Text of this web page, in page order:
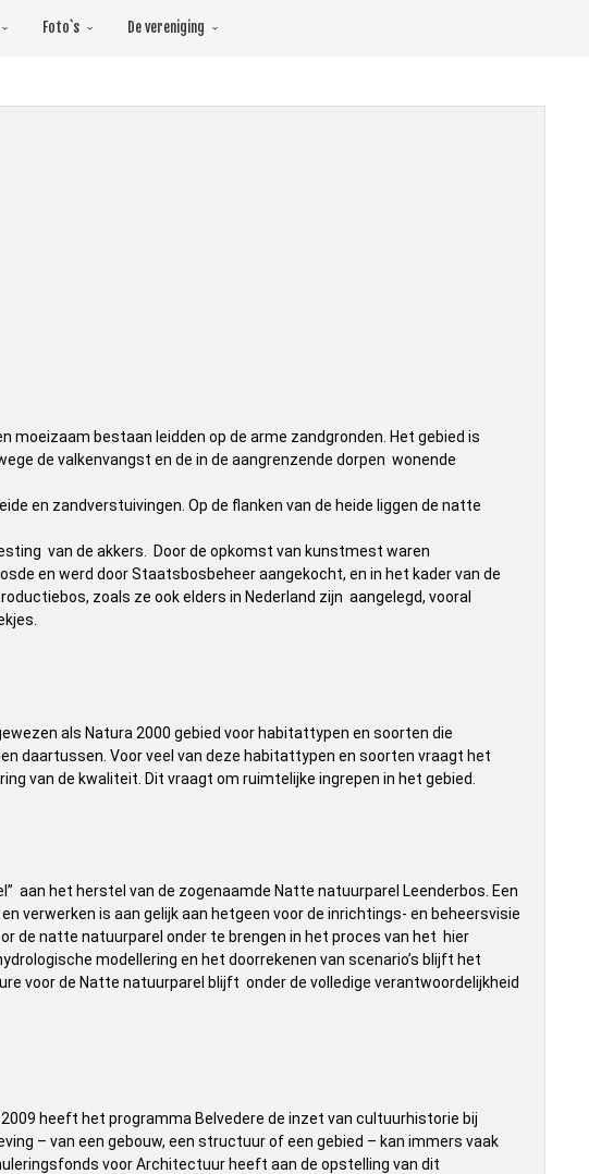
Foto`s De vereniging
moeizaam bestaan leidden op de arme zandgronden. Het gebied is
de valkenvangst en de in de aangrenzende dorpen wonende
en zandverstuivingen. Op de flanken van de heide liggen de natte
van de akkers. Door de opkomst van kunstmest waren
en werd door Staatsbosbeheer aangekocht, en in het kader van de
zoals ze ook elders in Nederland zijn aangelegd, vooral
als Natura 2000 gebied voor habitattypen en soorten die
daartussen. Voor veel van deze habitattypen en soorten vraagt het
van de kwaliteit. Dit vraagt om ruimtelijke ingrepen in het gebied.
aan het herstel van de zogenaamde Natte natuurparel Leenderbos. Een
verwerken is aan gelijk aan hetgeen voor de inrichtings- en beheersvisie
de natte natuurparel onder te brengen in het proces van het hier
modellering en het doorrekenen van scenario’s blijft het
voor de Natte natuurparel blijft onder de volledige verantwoordelijkheid
heeft het programma Belvedere de inzet van cultuurhistorie bij
– van een gebouw, een structuur of een gebied – kan immers vaak
voor Architectuur heeft aan de opstelling van dit